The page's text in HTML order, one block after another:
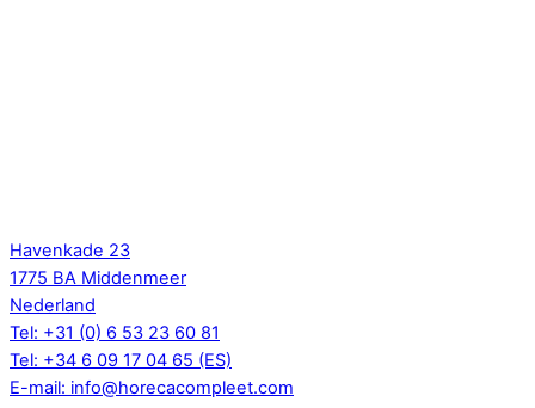
To
Top
Havenkade 23
1775 BA Middenmeer
Nederland
Tel: +31 (0) 6 53 23 60 81
Tel: +34 6 09 17 04 65 (ES)
E-mail: info@horecacompleet.com